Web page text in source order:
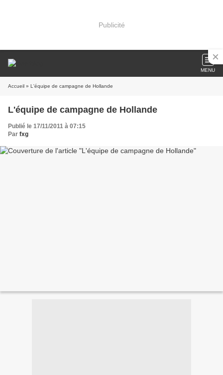
Publicité
MENU
Accueil » L'équipe de campagne de Hollande
L'équipe de campagne de Hollande
Publié le 17/11/2011 à 07:15
Par fxg